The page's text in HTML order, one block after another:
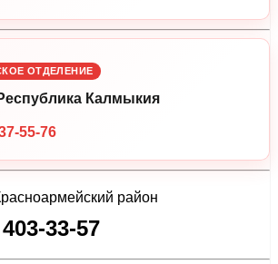
ОТДЕЛЕНИЕ
Калмыкия
55-76
район
33-57